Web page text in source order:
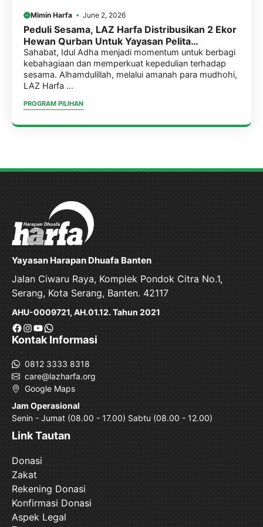
Mimin Harfa June 2, 2026
Peduli Sesama, LAZ Harfa Distribusikan 2 Ekor
Hewan Qurban Untuk Yayasan Pelita
Disabilitas Sejahtera (YPDS)
Sahabat, Idul Adha menjadi momentum untuk berbagi
kebahagiaan dan memperkuat kepedulian terhadap
sesama. Alhamdulillah, melalui amanah para mudhohi,
LAZ Harfa ...
PROGRAM PILIHAN
Yayasan Harapan Dhuafa Banten
Jalan Ciwaru Raya, Komplek Pondok Citra No.1,
Serang, Kota Serang, Banten. 42117
AHU-0009721, AH.01.12. Tahun 2021
Facebook
Instagram
YouTube
WhatsApp
Kontak Informasi
0812 3333 8318
care@lazharfa.org
Google Maps
Jam Operasional
Senin - Jumat (08.00 - 17.00) Sabtu (08.00 - 12.00)
Link Tautan
Donasi
Zakat
Rekening Donasi
Konfirmasi Donasi
Aspek Legal